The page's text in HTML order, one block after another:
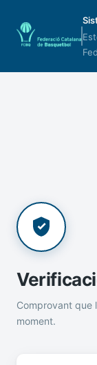
Comprovant que
moment.